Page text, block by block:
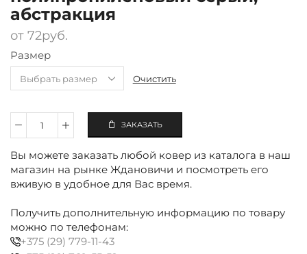
абстракция
от 72руб.
Размер
Очистить
Количество
дорожка
полипропиленовый
серый,
абстракция
ЗАКАЗАТЬ
Вы можете заказать любой ковер из каталога в наш
магазин на рынке Ждановичи и посмотреть его
вживую в удобное для Вас время.
Получить дополнительную информацию по товару
можно по телефонам:
+375 (29) 779-11-43